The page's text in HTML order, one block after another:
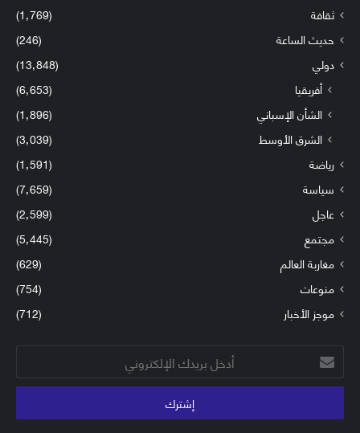
ثقافة
(1٬769)
حديث الساعة
(246)
دولي
(13٬848)
أفريقيا
(6٬653)
الشأن الإسباني
(1٬896)
الشرق الأوسط
(3٬039)
رياضة
(1٬591)
سياسة
(7٬659)
عاجل
(2٬599)
مجتمع
(5٬445)
مغاربة العالم
(629)
منوعات
(754)
موجز الأخبار
(712)
أدخل
بريدك
الإلكتروني